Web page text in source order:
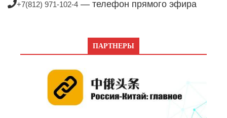
+7(812) 971-102-4 — телефон прямого эфира
ПАРТНЕРЫ